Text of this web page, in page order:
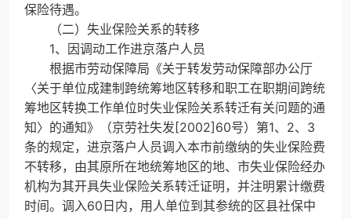
保险待遇。
（二）失业保险关系的转移
1、因调动工作进京落户人员
根据市劳动保障局《关于转发劳动保障部办公厅
〈关于单位成建制跨统筹地区转移和职工在职期间跨统
筹地区转换工作单位时失业保险关系转迁有关问题的通
知〉的通知》（京劳社失发[2002]60号）第1、2、3
条的规定，进京落户人员调入本市前缴纳的失业保险费
不转移，由其原所在地统筹地区的地、市失业保险经办
机构为其开具失业保险关系转迁证明，并注明累计缴费
时间。调入60日内，用人单位到其参统的区县社保中